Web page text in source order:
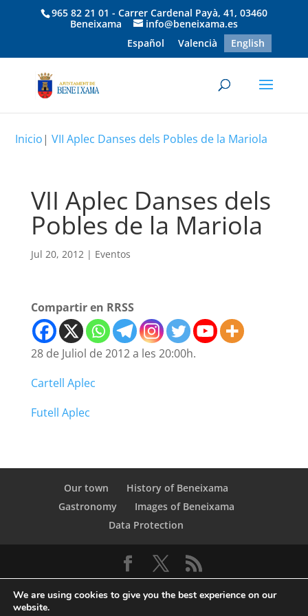
965 82 21 01 - Carrer Cardenal Payà, 41, 03460
Beneixama
info@beneixama.es
Español
Valencià English
Inicio|VII Aplec Danses dels Pobles de la Mariola
VII Aplec Danses dels
Pobles de la Mariola
Jul 20, 2012| Eventos
Compartir en RRSS
28 de Juliol de 2012 a les 20:00h.
Cartell Aplec
Futell Aplec
Our town
History of Beneixama
Gastronomy
Images of Beneixama
Data Protection
We are using cookies to give you the best experience on our
website.